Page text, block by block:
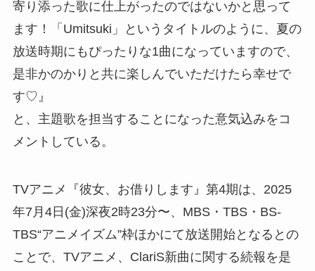
寄り添った歌に仕上がったのではないかと思って
ます！「Umitsuki」というタイトルのように、夏の
放送時期にもぴったりな1曲になっていますので、
是非かのかりと共に楽しんでいただけたら幸せで
す♡』
と、主題歌を担当することになった意気込みをコ
メントしている。
TVアニメ『彼女、お借りします』第4期は、2025
年7月4日(金)深夜2時23分〜、MBS・TBS・BS-
TBS“アニメイズム”枠ほかにて放送開始となるとの
ことで、TVアニメ、ClariS新曲に関する続報を是